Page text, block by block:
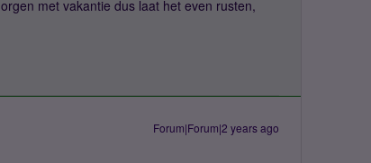
met vakantie dus laat het even rusten,
Forum|Forum|2 years ago